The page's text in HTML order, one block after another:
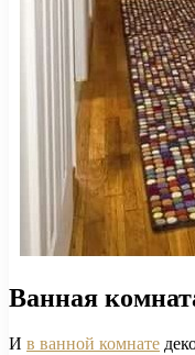
Ванная
И в ванной комнате